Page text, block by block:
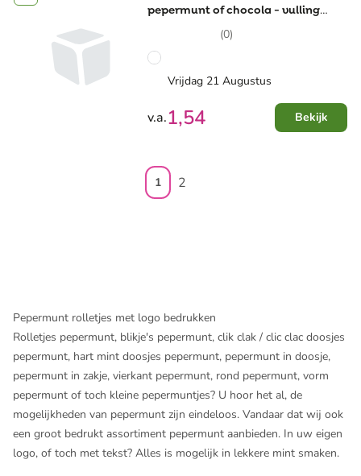
pepermunt of chocola - vulling
(0)
Vrijdag 21 Augustus
v.a.1,54 Bekijk
1 2
Pepermunt rolletjes met logo bedrukken
Rolletjes pepermunt, blikje's pepermunt, clik clak / clic clac doosjes
pepermunt, hart mint doosjes pepermunt, pepermunt in doosje,
pepermunt in zakje, vierkant pepermunt, rond pepermunt, vorm
pepermunt of toch kleine pepermuntjes? U hoor het al, de
mogelijkheden van pepermunt zijn eindeloos. Vandaar dat wij ook
een groot bedrukt assortiment pepermunt aanbieden. In uw eigen
logo, of toch met tekst? Alles is mogelijk in lekkere mint smaken.